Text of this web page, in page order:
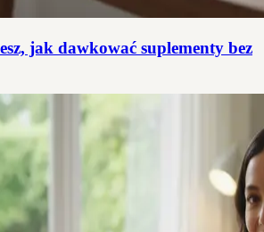
jak dawkować suplementy bez